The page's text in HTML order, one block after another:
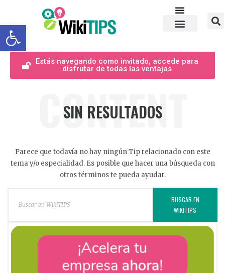
Abrir barra de herramientas
Estás navegando como invitado, accede para
disfrutar de todas las ventajas
CONTENT
SIN RESULTADOS
Parece que todavía no hay ningún Tip relacionado con este
tema y/o especialidad. Es posible que hacer una búsqueda con
otros términos te pueda ayudar.
BUSCAR EN
WIKITIPS